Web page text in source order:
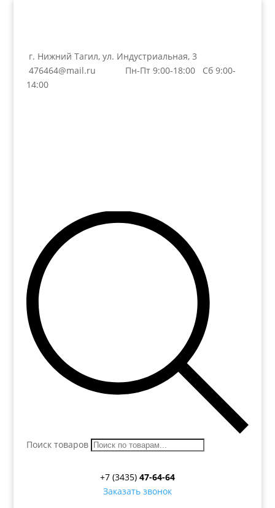
г. Нижний Тагил, ул. Индустриальная, 3
476464@mail.ru
Пн-Пт 9:00-18:00 Сб 9:00-
14:00
Поиск товаров
+7 (3435) 47-64-64
Заказать звонок